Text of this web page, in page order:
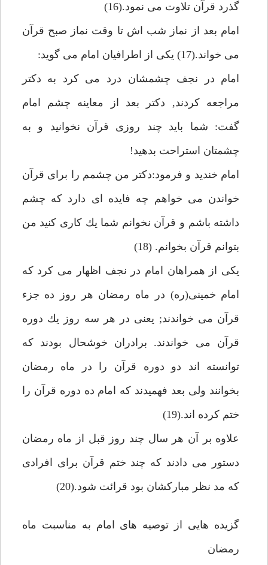
گذرد قرآن تلاوت مى نمود.(16)
امام بعد از نماز شب اش تا وقت نماز صبح قرآن
مى خواند.(17) يكى از اطرافيان امام مى گويد:
امام در نجف چشمشان درد مى كرد به دكتر
مراجعه كردند, دكتر بعد از معاينه چشم امام
گفت: شما بايد چند روزى قرآن نخوانيد و به
چشمتان استراحت بدهيد!
امام خنديد و فرمود:دكتر من چشمم را براى قرآن
خواندن مى خواهم چه فايده اى دارد كه چشم
داشته باشم و قرآن نخوانم شما يك كارى كنيد من
بتوانم قرآن بخوانم. (18)
يكى از همراهان امام در نجف اظهار مى كرد كه
امام خمينى(ره) در ماه رمضان هر روز ده جزء
قرآن مى خواندند; يعنى در هر سه روز يك دوره
قرآن مى خواندند. برادران خوشحال بودند كه
توانسته اند دو دوره قرآن را در ماه رمضان
بخوانند ولى بعد فهميدند كه امام ده دوره قرآن را
ختم كرده اند.(19)
علاوه بر آن هر سال چند روز قبل از ماه رمضان
دستور مى دادند كه چند ختم قرآن براى افرادى
كه مد نظر مباركشان بود قرائت شود.(20)
گزيده هايى از توصيه هاى امام به مناسبت ماه
رمضان